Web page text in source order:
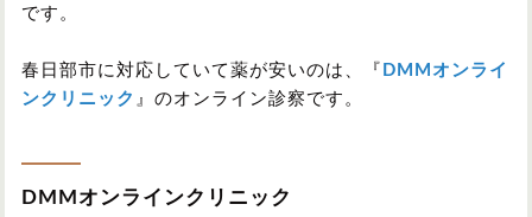
です。
春日部市に対応していて薬が安いのは、『 DMMオンライ
ンクリニック 』のオンライン診察です。
DMMオンラインクリニック